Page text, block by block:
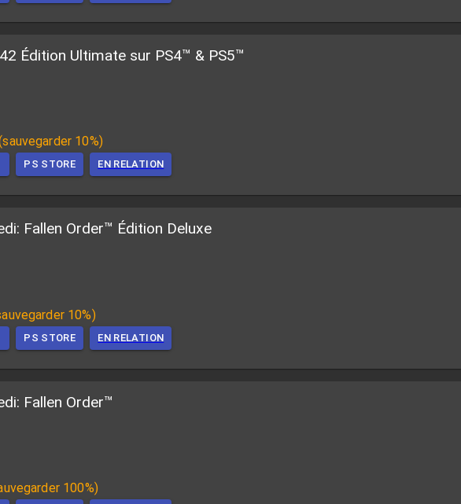
Édition Ultimate sur PS4™ & PS5™
sauvegarder 10%)
PS STORE EN RELATION
Fallen Order™ Édition Deluxe
10%)
PS STORE EN RELATION
Fallen Order™
100%)